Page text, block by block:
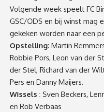
Volgende week speelt FC
GSC/ODS en bij winst mag
gekeken worden naar een
Opstelling: Martin
Robbie Pors, Leon van der
der Stel, Richard van der
Pers en Danny Maijers.
Wissels : Sven Beckers,
en Rob Verbaas